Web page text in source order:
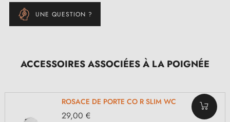
UNE QUESTION ?
ACCESSOIRES ASSOCIÉES À LA POIGNÉE
ROSACE DE PORTE CO R SLIM WC
29,00 €